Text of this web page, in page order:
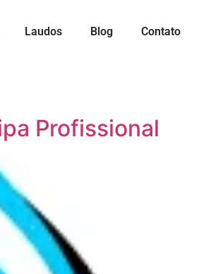
Laudos Blog Contato
Profissional